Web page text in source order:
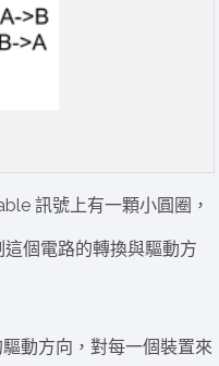
訊號上有一顆小圓圈，
個電路的轉換與驅動方
動方向，對每一個裝置來